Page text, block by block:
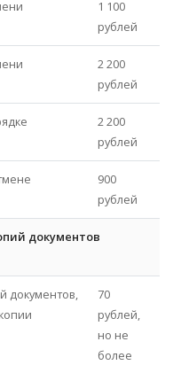
1 100
рублей
2 200
рублей
2 200
рублей
900
рублей
документов
документов,
70
рублей,
но не
более